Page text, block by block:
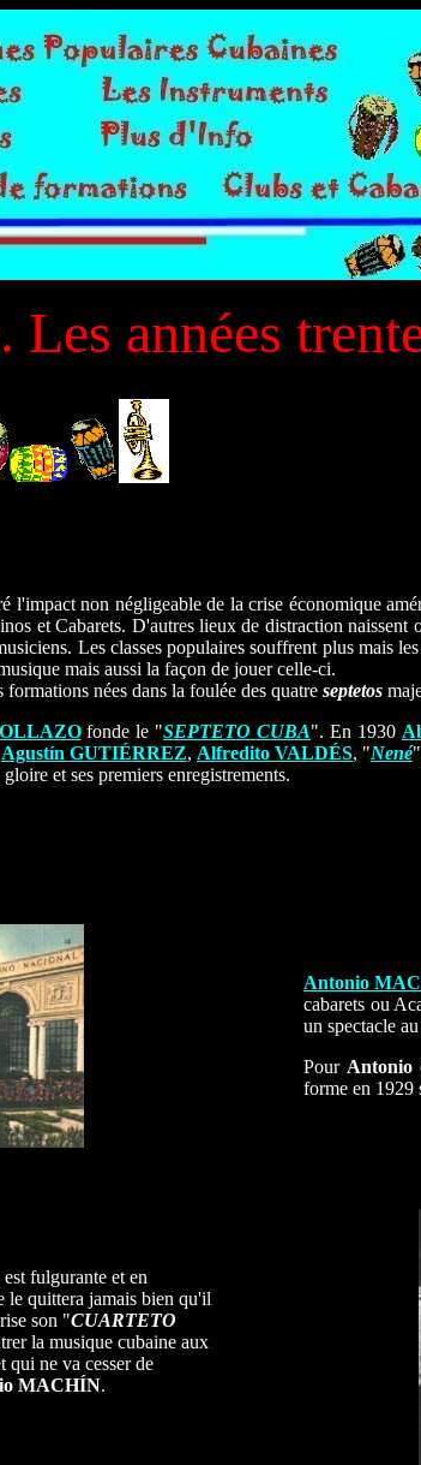
. Les années
l'impact non négligeable de la crise économique
et Cabarets. D'autres lieux de distraction
Les classes populaires souffrent plus mais
mais aussi la façon de jouer celle-ci.
nées dans la foulée des quatre septetos
fonde le "SEPTETO CUBA". En 1930
Agustín GUTIÉRREZ, Alfredito VALDÉS, "Nené"
et ses premiers enregistrements.
Antonio
cabarets ou
un spectacle
Pour Antonio
forme en 1929
est fulgurante et en
le quittera jamais bien qu'il
son "CUARTETO
la musique cubaine aux
qui ne va cesser de
MACHÍN.